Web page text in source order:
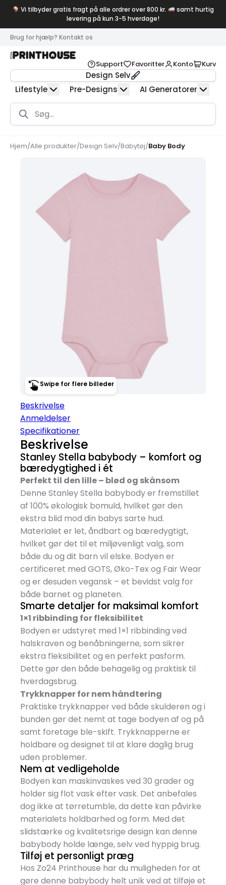
Vi tilbyder gratis fragt på alle ordrer over 800 kr.
samt hurtig
levering på kun 3-5 hverdage!
Brug for hjælp? Kontakt os
Support Favoritter Konto Kurv
Design Selv
Lifestyle
Pre-Designs AI Generatorer
Products
search
Hjem/Alle produkter/Design Selv/Babytøj/Baby Body
Swipe for flere billeder
Beskrivelse
Anmeldelser
Specifikationer
Beskrivelse
Stanley Stella babybody – komfort og
bæredygtighed i ét
Perfekt til den lille – blød og skånsom
Denne Stanley Stella babybody er fremstillet
af 100% økologisk bomuld, hvilket gør den
ekstra blid mod din babys sarte hud.
Materialet er let, åndbart og bæredygtigt,
hvilket gør det til et miljøvenligt valg, som
både du og dit barn vil elske. Bodyen er
certificeret med GOTS, Øko-Tex og Fair Wear
og er desuden vegansk – et bevidst valg for
både barnet og planeten.
Smarte detaljer for maksimal komfort
1×1 ribbinding for fleksibilitet
Bodyen er udstyret med 1×1 ribbinding ved
halskraven og benåbningerne, som sikrer
ekstra fleksibilitet og en perfekt pasform.
Dette gør den både behagelig og praktisk til
hverdagsbrug.
Trykknapper for nem håndtering
Praktiske trykknapper ved både skulderen og i
bunden gør det nemt at tage bodyen af og på
samt foretage ble-skift. Trykknapperne er
holdbare og designet til at klare daglig brug
uden problemer.
Nem at vedligeholde
Bodyen kan maskinvaskes ved 30 grader og
holder sig flot vask efter vask. Det anbefales
dog ikke at tørretumble, da dette kan påvirke
materialets holdbarhed og form. Med det
slidstærke og kvalitetsrige design kan denne
babybody holde længe, selv ved hyppig brug.
Tilføj et personligt præg
Hos Zo24 Printhouse har du muligheden for at
gøre denne babybody helt unik ved at tilføje et